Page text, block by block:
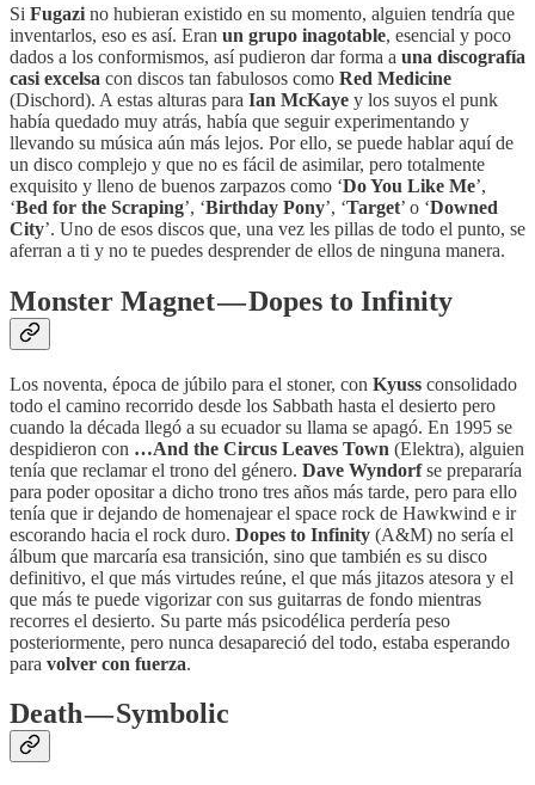
Si Fugazi no hubieran existido en su momento, alguien tendría que
inventarlos, eso es así. Eran un grupo inagotable, esencial y poco
dados a los conformismos, así pudieron dar forma a una discografía
casi excelsa con discos tan fabulosos como Red Medicine
(Dischord). A estas alturas para Ian McKaye y los suyos el punk
había quedado muy atrás, había que seguir experimentando y
llevando su música aún más lejos. Por ello, se puede hablar aquí de
un disco complejo y que no es fácil de asimilar, pero totalmente
exquisito y lleno de buenos zarpazos como ‘Do You Like Me’,
‘Bed for the Scraping’, ‘Birthday Pony’, ‘Target’ o ‘Downed
City’. Uno de esos discos que, una vez les pillas de todo el punto, se
aferran a ti y no te puedes desprender de ellos de ninguna manera.
Monster Magnet — Dopes to Infinity
Los noventa, época de júbilo para el stoner, con Kyuss consolidado
todo el camino recorrido desde los Sabbath hasta el desierto pero
cuando la década llegó a su ecuador su llama se apagó. En 1995 se
despidieron con …And the Circus Leaves Town (Elektra), alguien
tenía que reclamar el trono del género. Dave Wyndorfse prepararía
para poder opositar a dicho trono tres años más tarde, pero para ello
tenía que ir dejando de homenajear el space rock de Hawkwind e ir
escorando hacia el rock duro. Dopes to Infinity (A&M) no sería el
álbum que marcaría esa transición, sino que también es su disco
definitivo, el que más virtudes reúne, el que más jitazos atesora y el
que más te puede vigorizar con sus guitarras de fondo mientras
recorres el desierto. Su parte más psicodélica perdería peso
posteriormente, pero nunca desapareció del todo, estaba esperando
para volver con fuerza.
Death — Symbolic